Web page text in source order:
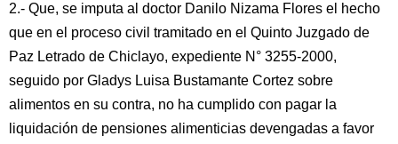
2.- Que, se imputa al doctor Danilo Nizama Flores el hecho
que en el proceso civil tramitado en el Quinto Juzgado de
Paz Letrado de Chiclayo, expediente N° 3255-2000,
seguido por Gladys Luisa Bustamante Cortez sobre
alimentos en su contra, no ha cumplido con pagar la
liquidación de pensiones alimenticias devengadas a favor